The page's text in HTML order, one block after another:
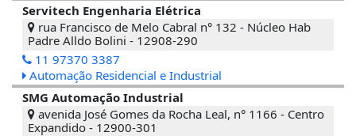
Servitech Engenharia Elétrica
rua Francisco de Melo Cabral n° 132 - Núcleo Hab
Padre Alldo Bolini - 12908-290
11 97370 3387
Automação Residencial e Industrial
SMG Automação Industrial
avenida José Gomes da Rocha Leal, n° 1166 - Centro
Expandido - 12900-301